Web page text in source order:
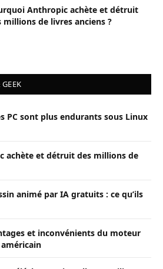
Anthropic achète et détruit
millions de livres anciens ?
PC sont plus endurants sous Linux
achète et détruit des millions de
animé par IA gratuits : ce qu’ils
et inconvénients du moteur